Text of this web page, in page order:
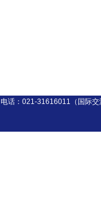
电话：021-31616011（国际